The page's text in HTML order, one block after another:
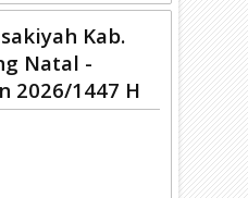
Kab.
Natal -
2026/1447 H